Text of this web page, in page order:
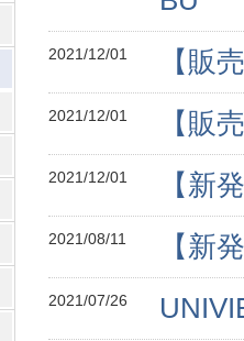
2021/12/01 【販
2021/12/01 【販
2021/12/01 【新
2021/08/11 【新
2021/07/26